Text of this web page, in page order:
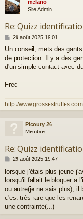
melano
Site Admin
Re: Quizz
M
s
s
a
29 août 2025 19:01
Un conseil, mets des
de protection. Il y a des
d'un simple contact avec
Fred
http://www.grossestruffes.com
Picouty 26
Membre
Re: Quizz
M
s
s
a
g
29 août 2025 19:47
lorsque j'étais plus jeune
lorsqu'il fallait le bloquer a
ou autre(je ne sais plus), il
c'est très rare que les
une contrainte(...)